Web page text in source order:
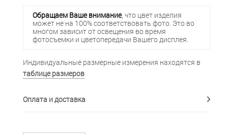
Обращаем Ваше внимание, что цвет изделия
может не на 100% соответствовать фото. Это во
многом зависит от освещения во время
фотосъемки и цветопередачи Вашего дисплея.
Индивидуальные размерные измерения находятся в
таблице размеров
Оплата и доставка